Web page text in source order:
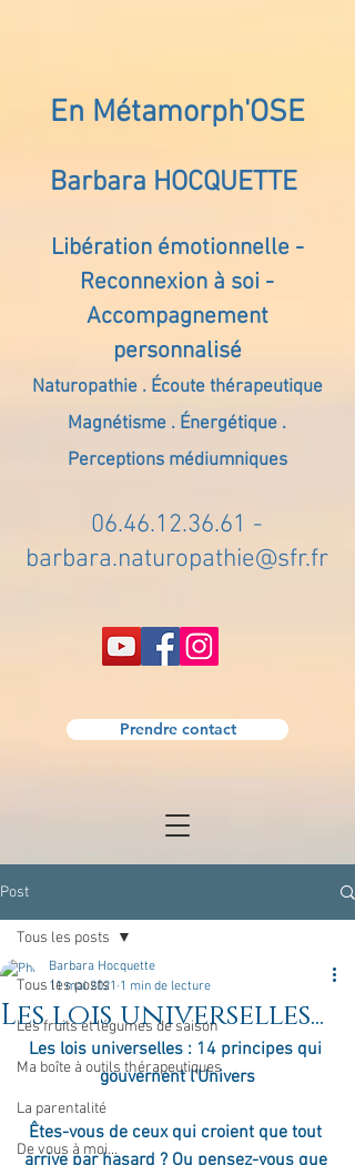
En Métamorph'OSE
Barbara HOCQUETTE
Libération émotionnelle -
Reconnexion à soi -
Accompagnement
personnalisé
Naturopathie . Écoute thérapeutique
Magnétisme . Énergétique .
Perceptions médiumniques
06.46.12.36.61 -
barbara.naturopathie@sfr.fr
Prendre contact
Post
Tous les posts
Les fruits et légumes de saison
Ma boîte à outils thérapeutiques
La parentalité
De vous à moi...
Tous les posts
Les lois universelles...
Barbara Hocquette
11 mai 2021 1 min de lecture
Les lois universelles : 14 principes qui
gouvernent l'Univers
Êtes-vous de ceux qui croient que tout
arrive par hasard ? Ou pensez-vous que